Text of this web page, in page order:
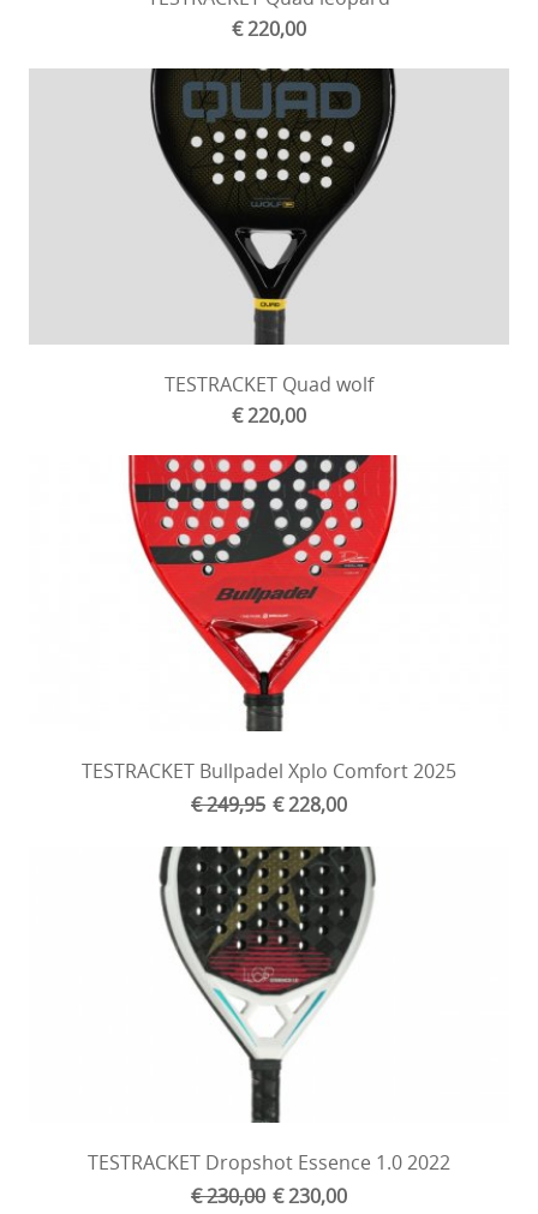
€ 220,00
TESTRACKET Quad wolf
€ 220,00
TESTRACKET Bullpadel Xplo Comfort 2025
€ 249,95 € 228,00
TESTRACKET Dropshot Essence 1.0 2022
€ 230,00 € 230,00